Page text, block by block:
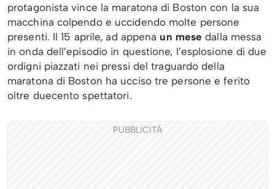
protagonista vince la maratona di Boston con la sua
macchina colpendo e uccidendo molte persone
presenti. Il 15 aprile, ad appena un mese dalla messa
in onda dell’episodio in questione, l’esplosione di due
ordigni piazzati nei pressi del traguardo della
maratona di Boston ha ucciso tre persone e ferito
oltre duecento spettatori.
PUBBLICITÀ